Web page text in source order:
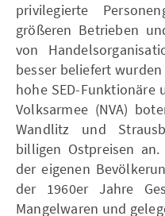
privilegierte
größeren Betrieben
von
besser beliefert
hohe SED-Funktionäre
Volksarmee (NVA)
Wandlitz und
billigen Ostpreisen
der eigenen
der 1960er Jahre
Mangelwaren und